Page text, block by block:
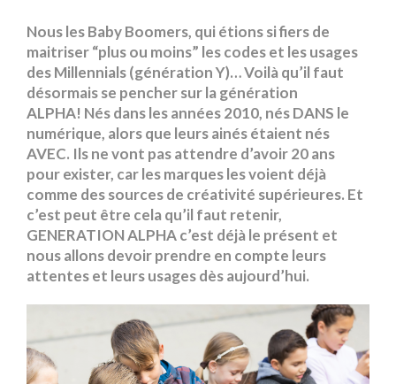
Nous les Baby Boomers, qui étions si fiers de
maitriser “plus ou moins” les codes et les usages
des Millennials (génération Y)… Voilà qu’il faut
désormais se pencher sur la génération
ALPHA! Nés dans les années 2010, nés DANS le
numérique, alors que leurs ainés étaient nés
AVEC. Ils ne vont pas attendre d’avoir 20 ans
pour exister, car les marques les voient déjà
comme des sources de créativité supérieures. Et
c’est peut être cela qu’il faut retenir,
GENERATION ALPHA c’est déjà le présent et
nous allons devoir prendre en compte leurs
attentes et leurs usages dès aujourd’hui.